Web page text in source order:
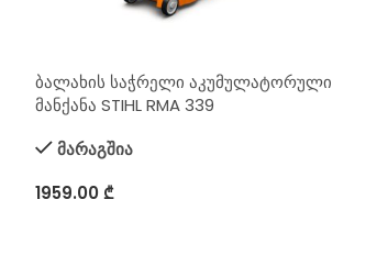
ბალახის საჭრელი აკუმულატორული
მანქანა STIHL RMA 339
მარაგშია
1959.00₾